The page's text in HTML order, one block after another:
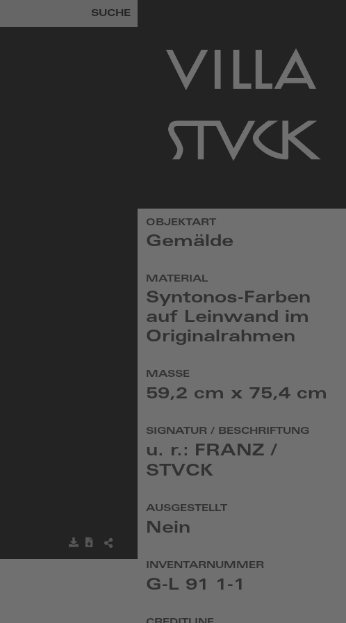
SUCHE
BildMetadaten
BILD
Startseite
OBJEKTART
Gemälde
MATERIAL
Syntonos-Farben
auf Leinwand im
Originalrahmen
MASSE
59,2 cm x 75,4 cm
SIGNATUR / BESCHRIFTUNG
u. r.: FRANZ /
STVCK
AUSGESTELLT
Nein
INVENTARNUMMER
G-L 91 1-1